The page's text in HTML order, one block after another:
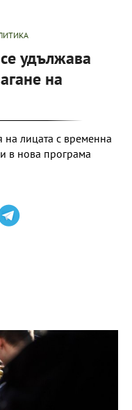
удължава
на
на лицата с временна
в нова програма